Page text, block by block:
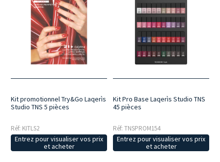
Kit promotionnel Try&Go Laqerìs
Studio TNS 5 pièces
Réf: KITLS2
Entrez pour visualiser vos prix
et acheter
Kit Pro Base Laqerìs Studio TNS
45 pièces
Réf: TNSPROM154
Entrez pour visualiser vos prix
et acheter